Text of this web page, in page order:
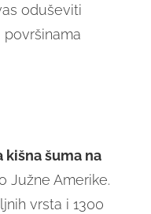
oduševiti
površinama
kišna šuma na
Južne Amerike.
vrsta i 1300